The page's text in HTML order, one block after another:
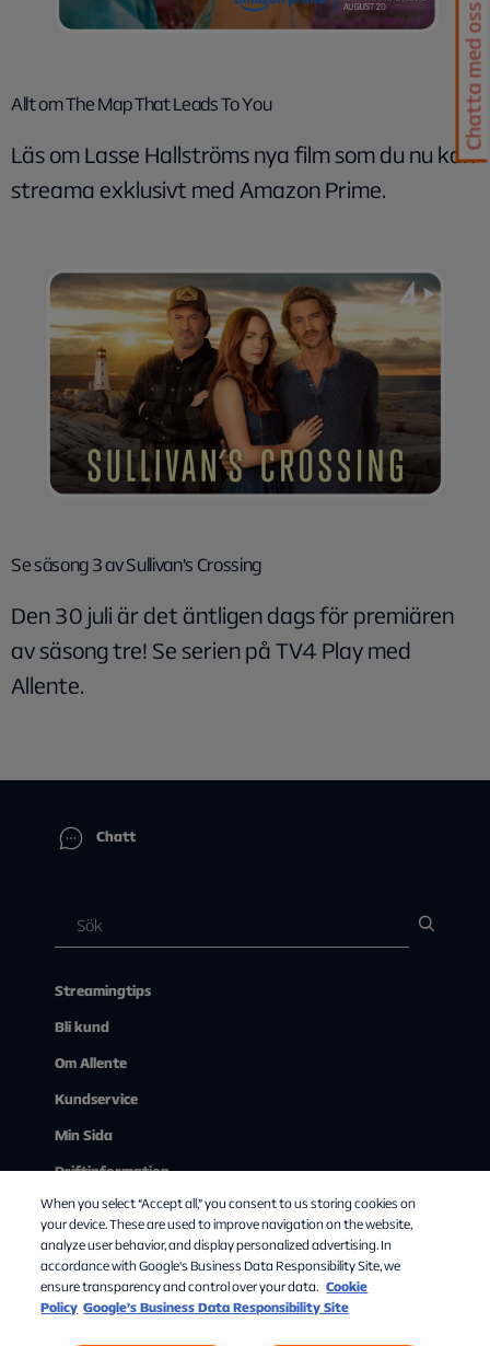
Allt om The Map That Leads To You
Läs om Lasse Hallströms nya film som du nu kan
streama exklusivt med Amazon Prime.
Se säsong 3 av Sullivan's Crossing
Den 30 juli är det äntligen dags för premiären
av säsong tre! Se serien på TV4 Play med
Allente.
Chatt
Streamingtips
Bli kund
Om Allente
Kundservice
Min Sida
Driftinformation
Se på tv via webben
Chatta med oss
When you select “Accept all,” you consent to us storing cookies on
your device. These are used to improve navigation on the website,
analyze user behavior, and display personalized advertising. In
accordance with Google's Business Data Responsibility Site, we
ensure transparency and control over your data. Cookie
Policy Google’s Business Data Responsibility Site